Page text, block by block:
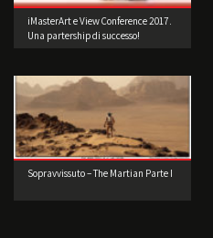
iMasterArt e View Conference 2017.
Una partership di successo!
Sopravvissuto – The Martian Parte I